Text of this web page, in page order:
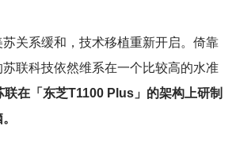
关系缓和，技术移植重新开启。倚靠
联科技依然维系在一个比较高的水准
联在「东芝T1100 Plus」的架构上研制